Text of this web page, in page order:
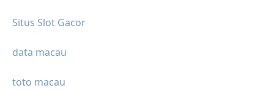
Situs Slot Gacor
data macau
toto macau